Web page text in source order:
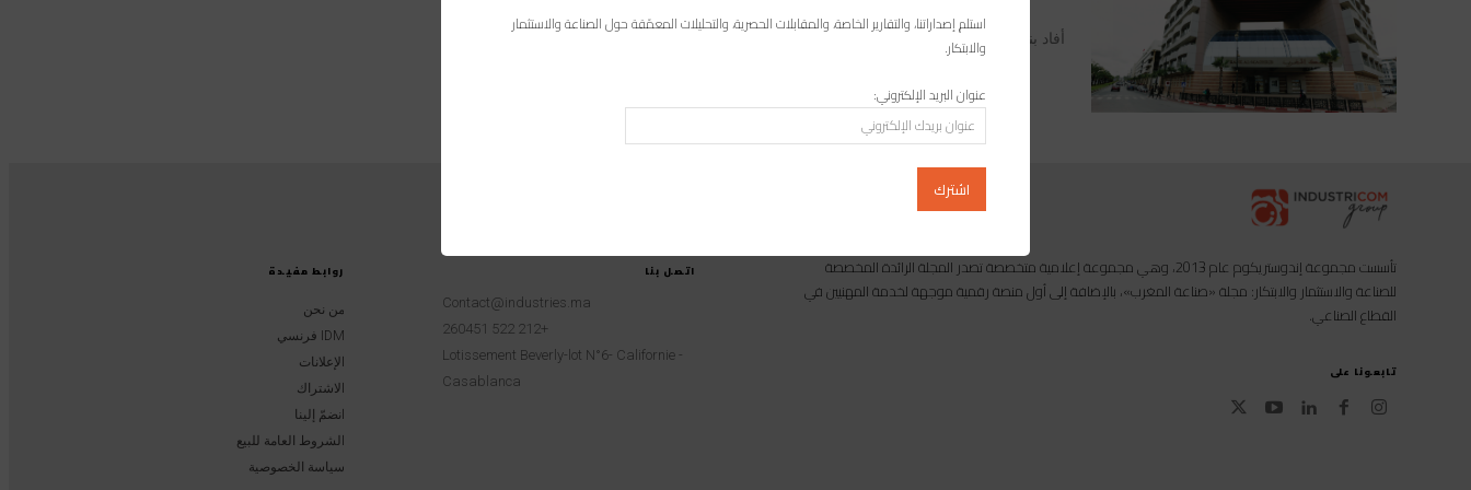
أفاد بنك المغرب أن سعر صرف الدرهم ظل شبه مستقِر أمام الأورو، لكنه كان مُتراجِعاً
روابط مفيدة
من نحن
IDM فرنسي
الإعلانات
الاشتراك
انضمّ إلينا
الشروط العامة للبيع
سياسة الخصوصية
اتصل بنا
Contact@industries.ma
+212 522 260451
Lotissement Beverly-lot N°6- Californie -
Casablanca
تأسست مجموعة إندوستريكوم عام 2013، وهي مجموعة إعلامية متخصصة تصدر المجلة الرائدة المخصصة
للصناعة والاستثمار والابتكار: مجلة «صناعة المغرب»، بالإضافة إلى أول منصة رقمية موجهة لخدمة المهنيين في
القطاع الصناعي.
تابعونا على
استلم إصداراتنا، والتقارير الخاصة، والمقابلات الحصرية، والتحليلات المعمّقة حول الصناعة والاستثمار
والابتكار.
عنوان البريد الإلكتروني: